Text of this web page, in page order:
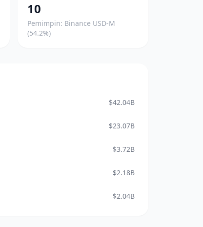
10
Pemimpin: Binance USD-M
(54.2%)
$42.04B
$23.07B
$3.72B
$2.18B
$2.04B